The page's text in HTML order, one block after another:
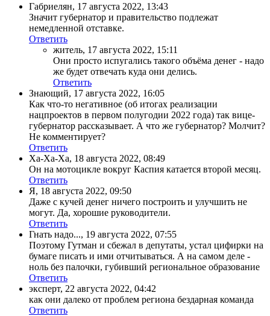
Габриелян, 17 августа 2022, 13:43
Значит губернатор и правительство подлежат
немедленной отставке.
Ответить
житель, 17 августа 2022, 15:11
Они просто испугались такого объёма денег - надо
же будет отвечать куда они делись.
Ответить
Знающий, 17 августа 2022, 16:05
Как что-то негативное (об итогах реализации
нацпроектов в первом полугодии 2022 года) так вице-
губернатор рассказывает. А что же губернатор? Молчит?
Не комментирует?
Ответить
Ха-Ха-Ха, 18 августа 2022, 08:49
Он на мотоцикле вокруг Каспия катается второй месяц.
Ответить
Я, 18 августа 2022, 09:50
Даже с кучей денег ничего построить и улучшить не
могут. Да, хорошие руководители.
Ответить
Гнать надо..., 19 августа 2022, 07:55
Поэтому Гутман и сбежал в депутаты, устал цифирки на
бумаге писать и ими отчитываться. А на самом деле -
ноль без палочки, губивший региональное образование
Ответить
эксперт, 22 августа 2022, 04:42
как они далеко от проблем региона бездарная команда
Ответить